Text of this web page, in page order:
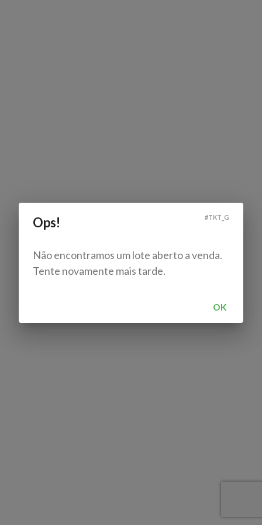
Ops! #TKT_G
Não encontramos um lote aberto a venda.
Tente novamente mais tarde.
OK